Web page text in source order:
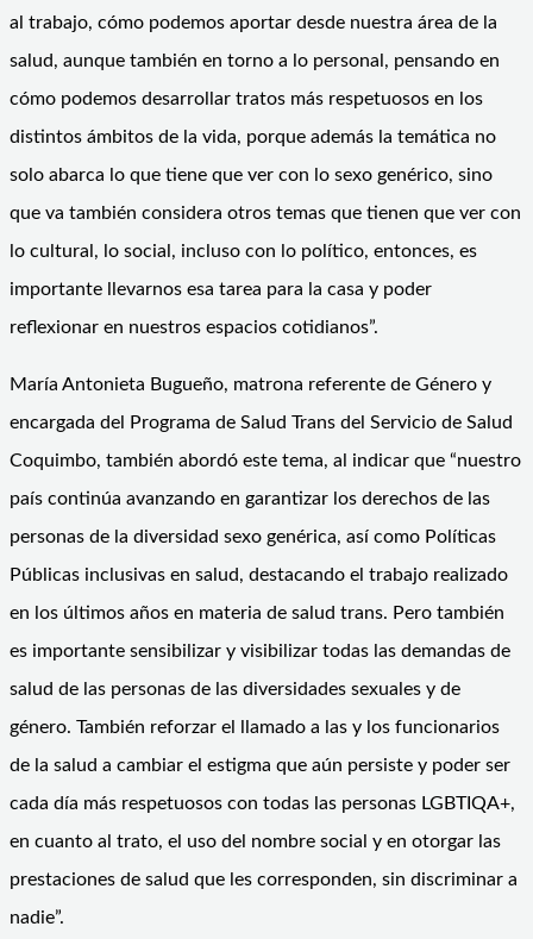
al trabajo, cómo podemos aportar desde nuestra área de la
salud, aunque también en torno a lo personal, pensando en
cómo podemos desarrollar tratos más respetuosos en los
distintos ámbitos de la vida, porque además la temática no
solo abarca lo que tiene que ver con lo sexo genérico, sino
que va también considera otros temas que tienen que ver con
lo cultural, lo social, incluso con lo político, entonces, es
importante llevarnos esa tarea para la casa y poder
reflexionar en nuestros espacios cotidianos”.
María Antonieta Bugueño, matrona referente de Género y
encargada del Programa de Salud Trans del Servicio de Salud
Coquimbo, también abordó este tema, al indicar que “nuestro
país continúa avanzando en garantizar los derechos de las
personas de la diversidad sexo genérica, así como Políticas
Públicas inclusivas en salud, destacando el trabajo realizado
en los últimos años en materia de salud trans. Pero también
es importante sensibilizar y visibilizar todas las demandas de
salud de las personas de las diversidades sexuales y de
género. También reforzar el llamado a las y los funcionarios
de la salud a cambiar el estigma que aún persiste y poder ser
cada día más respetuosos con todas las personas LGBTIQA+,
en cuanto al trato, el uso del nombre social y en otorgar las
prestaciones de salud que les corresponden, sin discriminar a
nadie”.